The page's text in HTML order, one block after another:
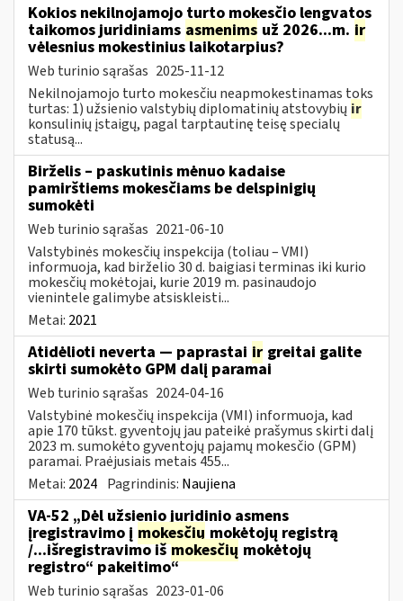
Kokios nekilnojamojo turto mokesčio lengvatos
taikomos juridiniams asmenims už 2026...m. ir
vėlesnius mokestinius laikotarpius?
Web turinio sąrašas 2025-11-12
Nekilnojamojo turto mokesčiu neapmokestinamas toks
turtas: 1) užsienio valstybių diplomatinių atstovybių ir
konsulinių įstaigų, pagal tarptautinę teisę specialų
statusą...
Birželis – paskutinis mėnuo kadaise
pamirštiems mokesčiams be delspinigių
sumokėti
Web turinio sąrašas 2021-06-10
Valstybinės mokesčių inspekcija (toliau – VMI)
informuoja, kad birželio 30 d. baigiasi terminas iki kurio
mokesčių mokėtojai, kurie 2019 m. pasinaudojo
vienintele galimybe atsiskleisti...
Metai: 2021
Atidėlioti neverta — paprastai ir greitai galite
skirti sumokėto GPM dalį paramai
Web turinio sąrašas 2024-04-16
Valstybinė mokesčių inspekcija (VMI) informuoja, kad
apie 170 tūkst. gyventojų jau pateikė prašymus skirti dalį
2023 m. sumokėto gyventojų pajamų mokesčio (GPM)
paramai. Praėjusiais metais 455...
Metai: 2024 Pagrindinis: Naujiena
VA-52 „Dėl užsienio juridinio asmens
įregistravimo į mokesčių mokėtojų registrą
/...išregistravimo išmokesčių mokėtojų
registro“ pakeitimo“
Web turinio sąrašas 2023-01-06